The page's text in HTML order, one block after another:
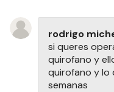
rodrigo
si queres
quirofano y
quirofano y lo
semanas